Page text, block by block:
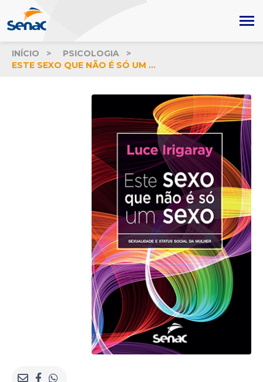
INÍCIO
PSICOLOGIA
ESTE SEXO QUE NÃO É SÓ UM SEXO: SEXUALIDADE E STATUS SOCIAL DA MULHER